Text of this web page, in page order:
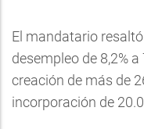
El mandatario
desempleo de 8,2%
creación de más de
incorporación de